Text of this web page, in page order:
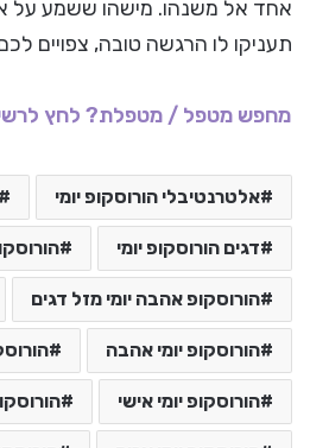
אחד אל משנהו. מישהו ששמע על
תעניקו לו הרגשה טובה, צפויים
מחפש מטפל / מטפלת? לחץ
אלטרנטיבלי הורוסקופ יומי
דגים הורוסקופ יומי
הורוסקופ אהבה יומי מזל דגים
הורוסקופ יומי אהבה
הורוסקופ יומי אישי